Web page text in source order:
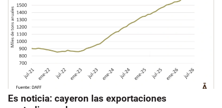
Es noticia: cayeron las exportaciones